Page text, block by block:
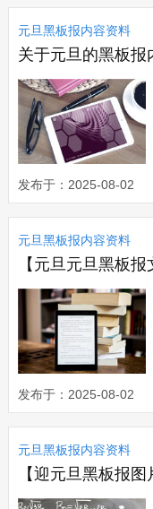
元旦黑板报内容资料
发布于：2025-08-02
元旦黑板报内容资料
发布于：2025-08-02
元旦黑板报内容资料